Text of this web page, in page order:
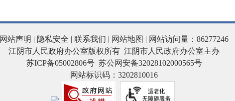
网站声明 | 隐私安全 | 联系我们 | 网站地图 | 网站访问量：86277246
江阴市人民政府办公室版权所有 江阴市人民政府办公室主办
苏ICP备05002806号 苏公网安备32028102000565号
网站标识码：3202810016